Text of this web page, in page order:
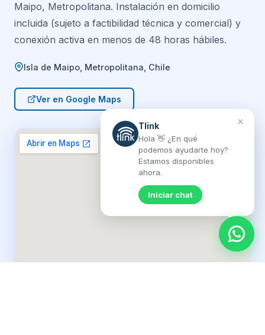
Maipo, Metropolitana. Instalación en domicilio
incluida (sujeto a factibilidad técnica y comercial) y
conexión activa en menos de 48 horas hábiles.
Isla de Maipo, Metropolitana, Chile
Ver en Google Maps
×
Tlink
Hola 👋 ¿En qué
podemos ayudarte hoy?
Estamos disponibles
ahora.
Iniciar chat